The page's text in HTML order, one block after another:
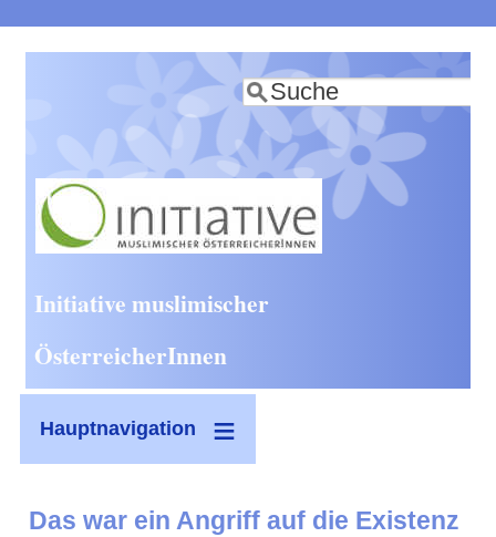
zum
Inhalt
Suche
Initiative muslimischer
ÖsterreicherInnen
Hauptnavigation
Das war ein Angriff auf die Existenz